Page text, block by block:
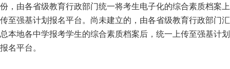
份，由各省级教育行政部门统一将考生电子化的综合素质档案上
传至强基计划报名平台。尚未建立的，由各省级教育行政部门汇
总本地各中学报考学生的综合素质档案后，统一上传至强基计划
报名平台。